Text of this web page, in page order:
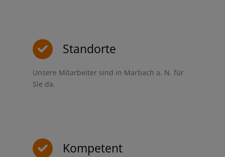
Standorte
Unsere Mitarbeiter sind in Marbach a. N. für
Sie da.
Kompetent